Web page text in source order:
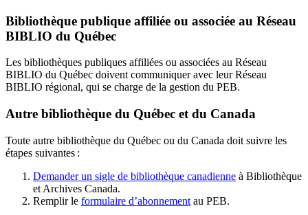
Bibliothèque publique affiliée ou associée au Réseau
BIBLIO du Québec
Les bibliothèques publiques affiliées ou associées au Réseau
BIBLIO du Québec doivent communiquer avec leur Réseau
BIBLIO régional, qui se charge de la gestion du PEB.
Autre bibliothèque du Québec et du Canada
Toute autre bibliothèque du Québec ou du Canada doit suivre les
étapes suivantes :
Demander un sigle de bibliothèque canadienne à Bibliothèque
et Archives Canada.
Remplir le formulaire d’abonnement au PEB.